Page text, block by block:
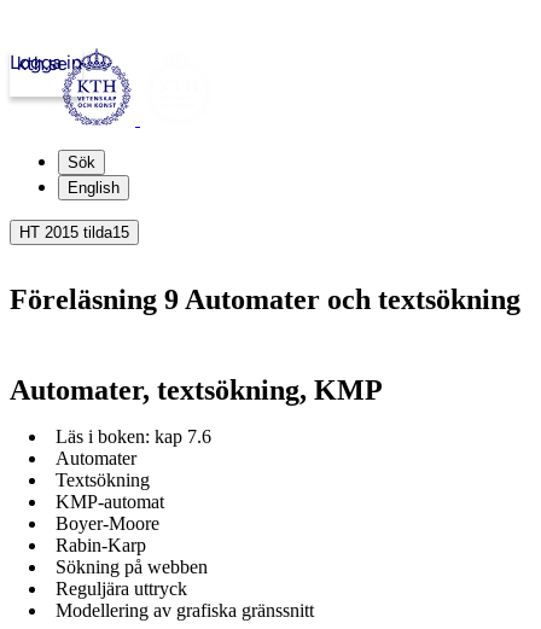
kth.se
Logga in
Sök
English
HT 2015 tilda15
Föreläsning 9 Automater och textsökning
Automater, textsökning, KMP
Läs i boken: kap 7.6
Automater
Textsökning
KMP-automat
Boyer-Moore
Rabin-Karp
Sökning på webben
Reguljära uttryck
Modellering av grafiska gränssnitt